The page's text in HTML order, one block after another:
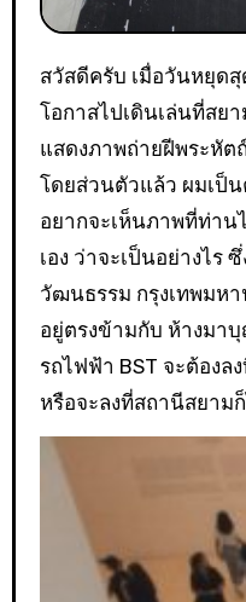
สวัสดีครับ เมื่อวันหยุดสุดสัปดาห์ที่ผ่านมา ผมได้มี
โอกาสไปเดินเล่นที่สย
แสดงภาพถ่ายฝีพระหัต
โดยส่วนตัวแล้ว ผมเป็
อยากจะเห็นภาพที่ท่าน
เอง ว่าจะเป็นอย่างไร
วัฒนธรรม กรุงเทพมหา
อยู่ตรงข้ามกับ ห้างมา
รถไฟฟ้า BST จะต้อง
หรือจะลงที่สถานีสยาม